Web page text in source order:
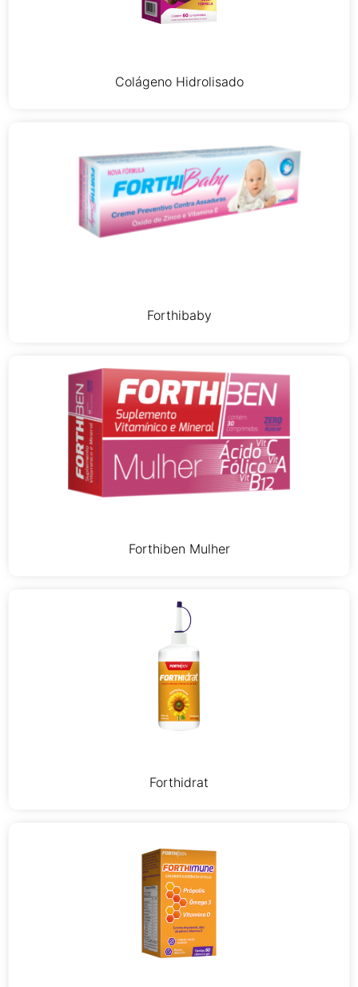
Colágeno Hidrolisado
Forthibaby
Forthiben Mulher
Forthidrat